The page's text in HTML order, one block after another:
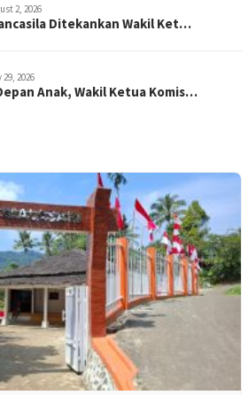
2, 2026
Ditekankan Wakil Ket…
29, 2026
Anak, Wakil Ketua Komis…